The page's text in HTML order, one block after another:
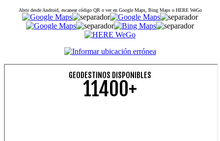
Abrir desde Android, escanear código QR o ver en Google Maps, Bing Maps o HERE WeGo
GEODESTINOS DISPONIBLES
11400+